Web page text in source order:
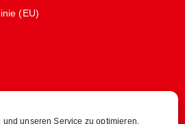
unseren Service zu optimieren.
(EU)